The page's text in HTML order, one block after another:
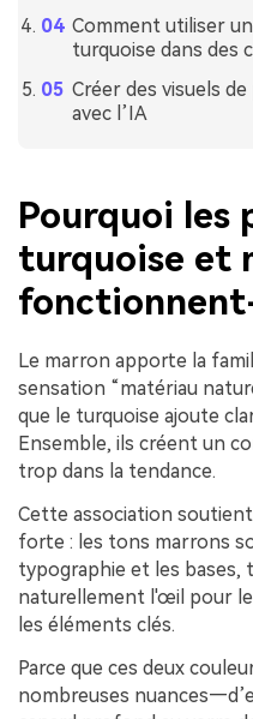
Comment utiliser
turquoise dans des
Créer des visuels
avec l’IA
Pourquoi les
turquoise et
Le marron apporte la
sensation “matériau
que le turquoise ajoute
Ensemble, ils créent un
trop dans la tendance.
Cette association
forte : les tons marrons
typographie et les bases,
naturellement l'œil pour
les éléments clés.
Parce que ces deux
nombreuses